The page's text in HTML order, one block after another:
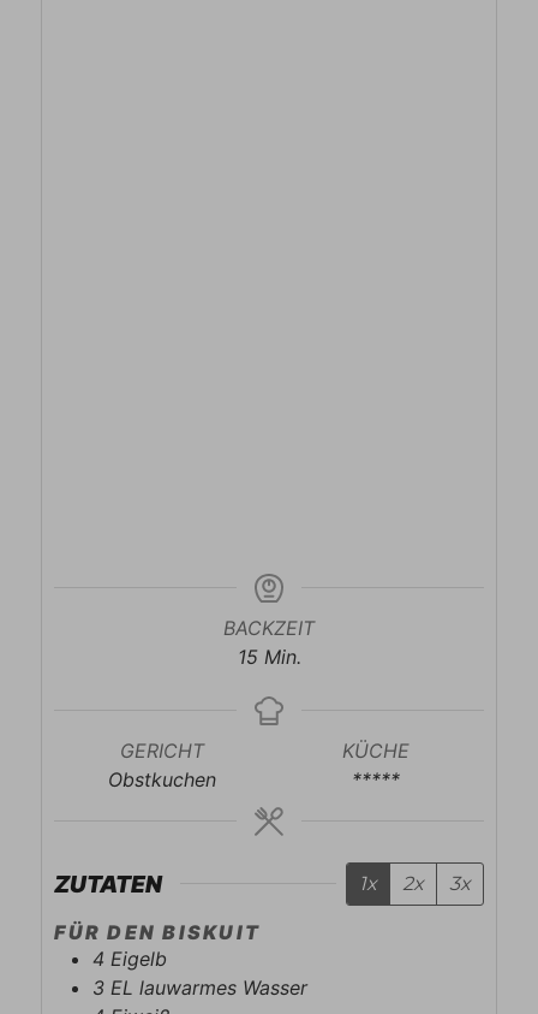
BACKZEIT
15Minuten
Min.
GERICHT
Obstkuchen
KÜCHE
*****
ZUTATEN 1x 2x 3x
FÜR DEN BISKUIT
4 Eigelb
3 EL lauwarmes Wasser